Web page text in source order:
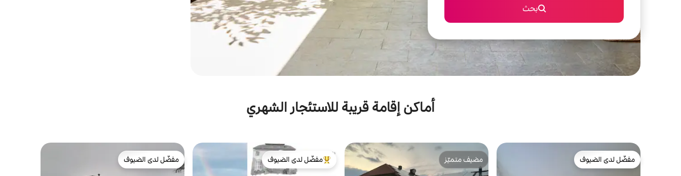
بحث
أماكن إقامة قريبة للاستئجار الشهري
مفضّل لدى الضيوف
مفضّل لدى الضيوف
مضيف متميّز
مضيف متميّز
من أبرز البيوت المفضّلة لدى الضيوف
مفضّل لدى الضيوف
مفضّل لدى الضيوف
مفضّل لدى الضيوف